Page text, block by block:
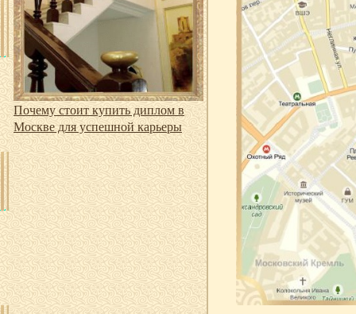
Почему стоит купить диплом в
Москве для успешной карьеры